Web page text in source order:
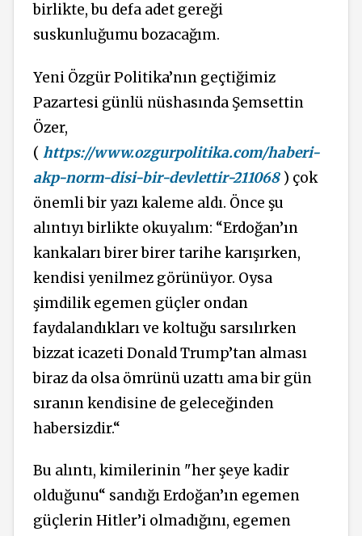
birlikte, bu defa adet gereği
suskunluğumu bozacağım.
Yeni Özgür Politika’nın geçtiğimiz
Pazartesi günlü nüshasında Şemsettin
Özer,
( https://www.ozgurpolitika.com/haberi-
akp-norm-disi-bir-devlettir-211068 ) çok
önemli bir yazı kaleme aldı. Önce şu
alıntıyı birlikte okuyalım: “Erdoğan’ın
kankaları birer birer tarihe karışırken,
kendisi yenilmez görünüyor. Oysa
şimdilik egemen güçler ondan
faydalandıkları ve koltuğu sarsılırken
bizzat icazeti Donald Trump’tan alması
biraz da olsa ömrünü uzattı ama bir gün
sıranın kendisine de geleceğinden
habersizdir.“
Bu alıntı, kimilerinin "her şeye kadir
olduğunu“ sandığıErdoğan’ın egemen
güçlerin Hitler’i olmadığını, egemen